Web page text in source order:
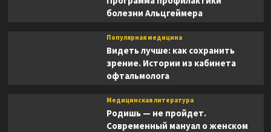
болезни Альцгеймера
Популярная медицина
Видеть лучше: как сохранить
зрение. Истории из кабинета
офтальмолога
Медицинская литература
Родишь — не пройдет.
Современный мануал о женском